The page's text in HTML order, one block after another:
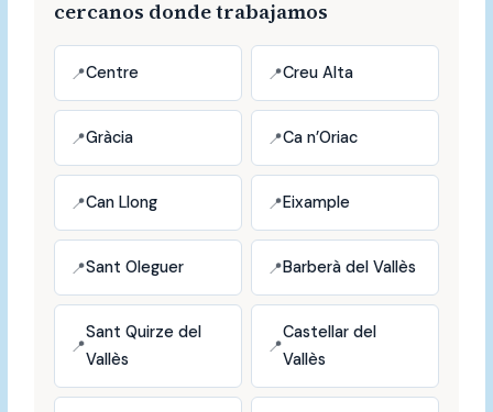
cercanos donde trabajamos
Centre Creu Alta
Gràcia Ca n’Oriac
Can Llong Eixample
Sant Oleguer Barberà del Vallès
Sant Quirze del
Vallès
Castellar del
Vallès